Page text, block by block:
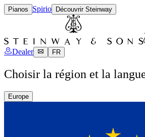
Pianos Spirio Découvrir Steinway
Dealer FR
Choisir la région et la
Europe